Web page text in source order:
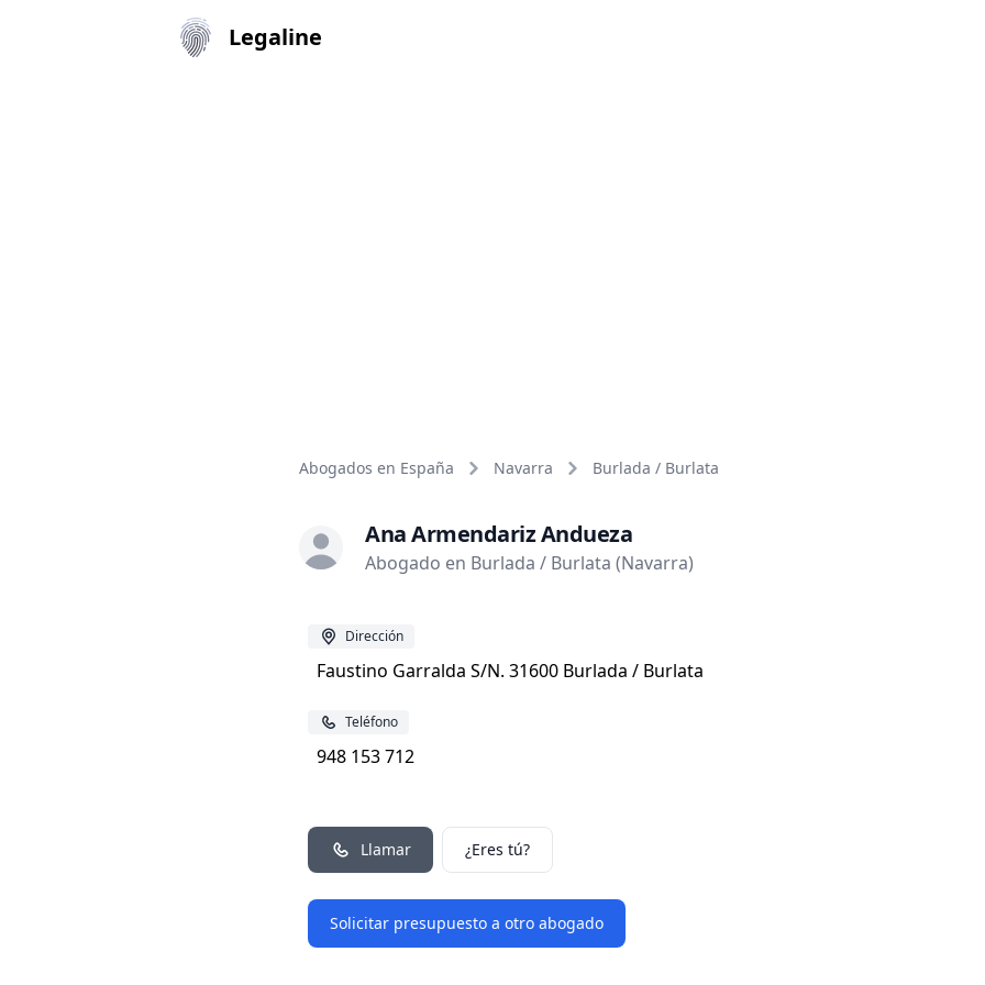
Legaline
Abogados en España Navarra Burlada / Burlata
Ana Armendariz Andueza
Abogado en Burlada / Burlata (Navarra)
Dirección
Faustino Garralda S/N. 31600 Burlada / Burlata
Teléfono
948 153 712
Llamar ¿Eres tú?
Solicitar presupuesto a otro abogado